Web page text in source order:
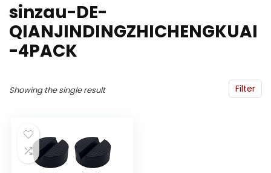
‎sinzau-DE-
QIANJINDINGZHICHENGKUAI
-4PACK
Filter
Showing the single result